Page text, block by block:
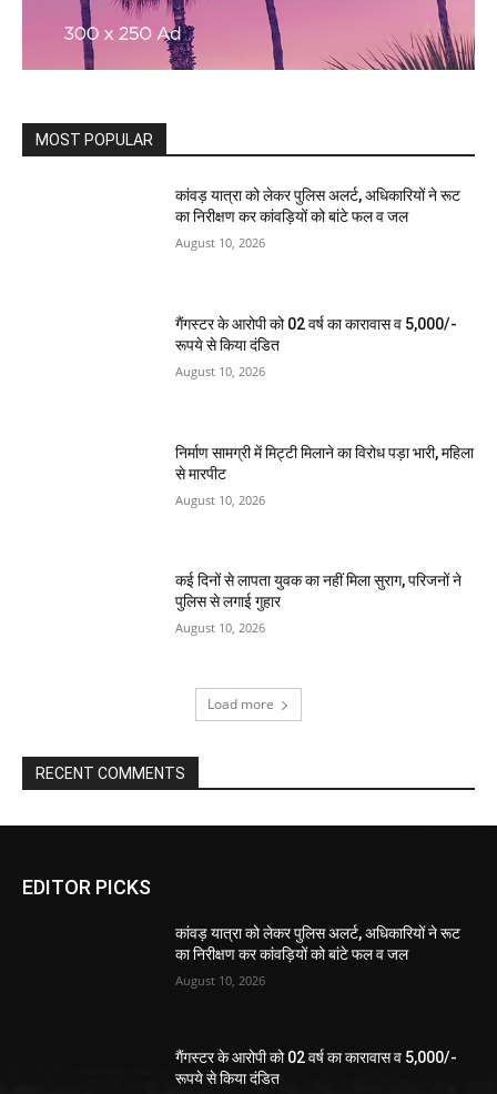
MOST POPULAR
कांवड़ यात्रा को लेकर पुलिस अलर्ट, अधिकारियों ने रूट
का निरीक्षण कर कांवड़ियों को बांटे फल व जल
August 10, 2026
गैंगस्टर के आरोपी को 02 वर्ष का कारावास व 5,000/-
रूपये से किया दंडित
August 10, 2026
निर्माण सामग्री में मिट्टी मिलाने का विरोध पड़ा भारी, महिला
से मारपीट
August 10, 2026
कई दिनों से लापता युवक का नहीं मिला सुराग, परिजनों ने
पुलिस से लगाई गुहार
August 10, 2026
Load more
RECENT COMMENTS
EDITOR PICKS
कांवड़ यात्रा को लेकर पुलिस अलर्ट, अधिकारियों ने रूट
का निरीक्षण कर कांवड़ियों को बांटे फल व जल
August 10, 2026
गैंगस्टर के आरोपी को 02 वर्ष का कारावास व 5,000/-
रूपये से किया दंडित